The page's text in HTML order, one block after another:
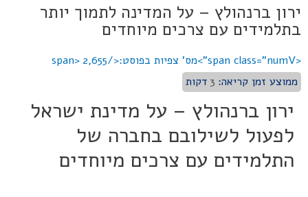
ירון ברנהולץ – על המדינה לתמוך יותר
בתלמידים עם צרכים מיוחדים
<span class="numV">מס' צפיות בפוסט:</span>
2,655
ממוצע זמן קריאה: 3 דקות
ירון ברנהולץ – על מדינת ישראל
לפעול לשילובם בחברה של
התלמידים עם צרכים מיוחדים